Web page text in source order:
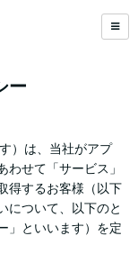
ー
）は、当社がアプ
わせて「サービス」
得するお客様（以下
について、以下のと
」といいます）を定